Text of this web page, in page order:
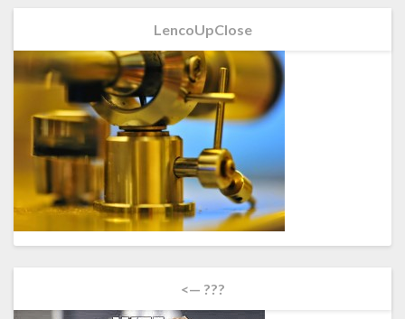
LencoUpClose
<— ???